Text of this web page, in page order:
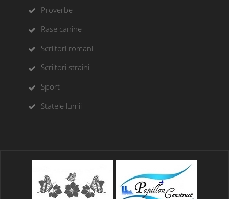
Proverbe
Rase canine
Scriitori romani
Scriitori straini
Sport
Statele lumii